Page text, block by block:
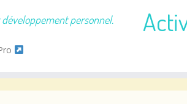
personnel.